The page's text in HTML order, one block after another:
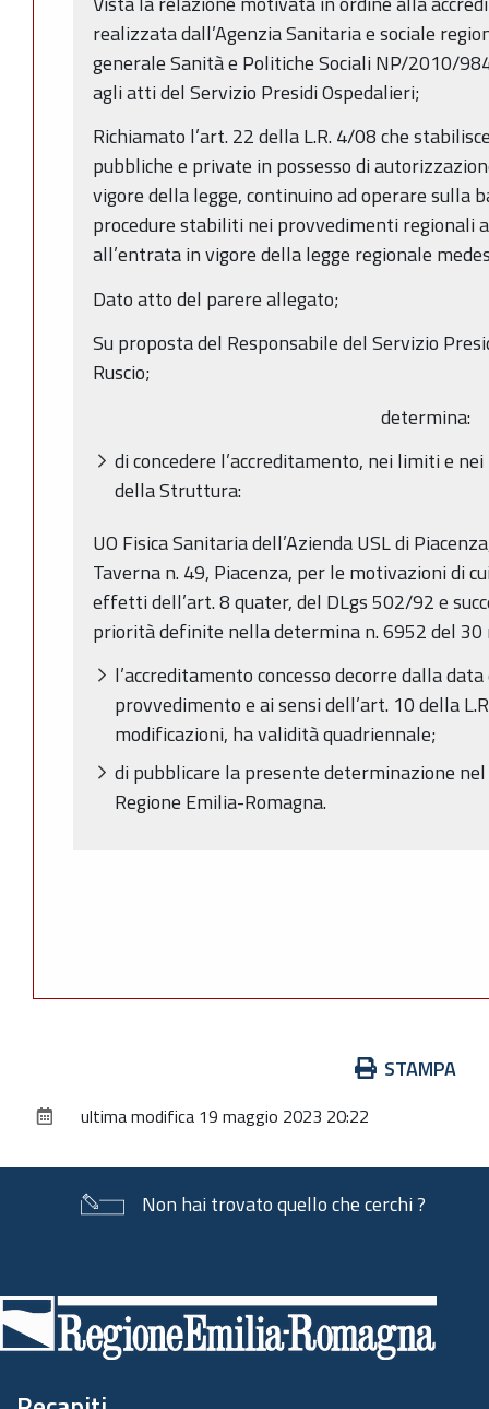
realizzata dall’Agenzia Sanitaria e sociale
generale Sanità e Politiche Sociali NP/2010/
agli atti del Servizio Presidi Ospedalieri;
Richiamato l’art. 22 della L.R. 4/08 che
pubbliche e private in possesso di
vigore della legge, continuino ad operare sulla
procedure stabiliti nei provvedimenti
all’entrata in vigore della legge regionale
Dato atto del parere allegato;
Su proposta del Responsabile del Servizio
Ruscio;
determina:
di concedere l’accreditamento, nei limiti e
della Struttura:
UO Fisica Sanitaria dell’Azienda USL di
Taverna n. 49, Piacenza, per le motivazioni di
effetti dell’art. 8 quater, del DLgs 502/92 e
priorità definite nella determina n. 6952 del 30
l’accreditamento concesso decorre dalla
provvedimento e ai sensi dell’art. 10 della
modificazioni, ha validità quadriennale;
di pubblicare la presente determinazione
Regione Emilia-Romagna.
documento
STAMPA
ultima modifica 19 maggio 2023 20:22
Non hai trovato quello che cerchi ?
di
pagina